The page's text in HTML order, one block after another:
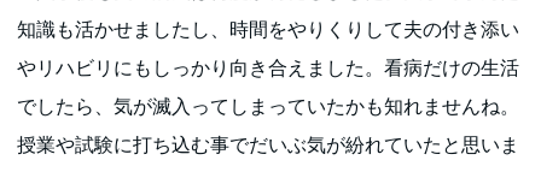
知識も活かせましたし、時間をやりくりして夫の付き添い
やリハビリにもしっかり向き合えました。看病だけの生活
でしたら、気が滅入ってしまっていたかも知れませんね。
授業や試験に打ち込む事でだいぶ気が紛れていたと思いま